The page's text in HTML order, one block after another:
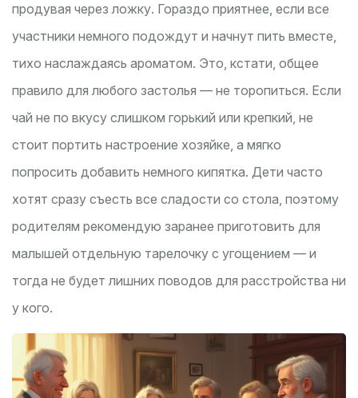
продувая через ложку. Гораздо приятнее, если все
участники немного подождут и начнут пить вместе,
тихо наслаждаясь ароматом. Это, кстати, общее
правило для любого застолья — не торопиться. Если
чай не по вкусу слишком горький или крепкий, не
стоит портить настроение хозяйке, а мягко
попросить добавить немного кипятка. Дети часто
хотят сразу съесть все сладости со стола, поэтому
родителям рекомендую заранее приготовить для
малышей отдельную тарелочку с угощением — и
тогда не будет лишних поводов для расстройства ни
у кого.